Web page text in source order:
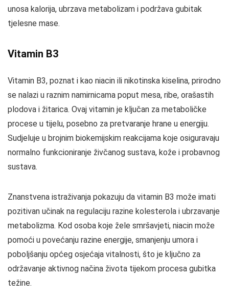
unosa kalorija, ubrzava metabolizam i podržava gubitak
tjelesne mase.
Vitamin B3
Vitamin B3, poznat i kao niacin ili nikotinska kiselina, prirodno
se nalazi u raznim namirnicama poput mesa, ribe, orašastih
plodova i žitarica. Ovaj vitamin je ključan za metaboličke
procese u tijelu, posebno za pretvaranje hrane u energiju.
Sudjeluje u brojnim biokemijskim reakcijama koje osiguravaju
normalno funkcioniranje živčanog sustava, kože i probavnog
sustava.
Znanstvena istraživanja pokazuju da vitamin B3 može imati
pozitivan učinak na regulaciju razine kolesterola i ubrzavanje
metabolizma. Kod osoba koje žele smršavjeti, niacin može
pomoći u povećanju razine energije, smanjenju umora i
poboljšanju općeg osjećaja vitalnosti, što je ključno za
održavanje aktivnog načina života tijekom procesa gubitka
težine.